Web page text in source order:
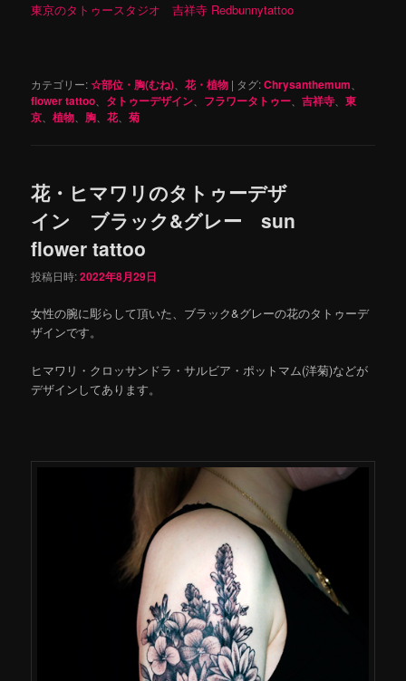
東京のタトゥースタジオ 吉祥寺 Redbunnytattoo
カテゴリー:☆部位・胸(むね) 、花・植物 | タグ:Chrysanthemum
flower tattoo タトゥーデザイン フラワータトゥー 、吉祥寺 、東
京 、植物 胸 、花、菊
花・ヒマワリのタトゥーデザ
イン ブラック&グレー sun
flower tattoo
投稿日時:2022年8月29日
女性の腕に彫らして頂いた、ブラック&グレーの花のタトゥーデ
ザインです。
ヒマワリ・クロッサンドラ・サルビア・ポットマム(洋菊)などが
デザインしてあります。